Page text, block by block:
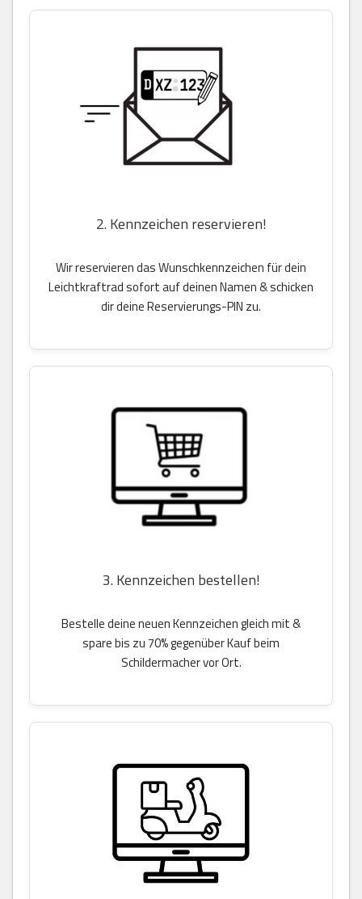
2. Kennzeichen reservieren!
Wir reservieren das Wunschkennzeichen für dein
Leichtkraftrad sofort auf deinen Namen & schicken
dir deine Reservierungs-PIN zu.
3. Kennzeichen bestellen!
Bestelle deine neuen Kennzeichen gleich mit &
spare bis zu 70% gegenüber Kauf beim
Schildermacher vor Ort.